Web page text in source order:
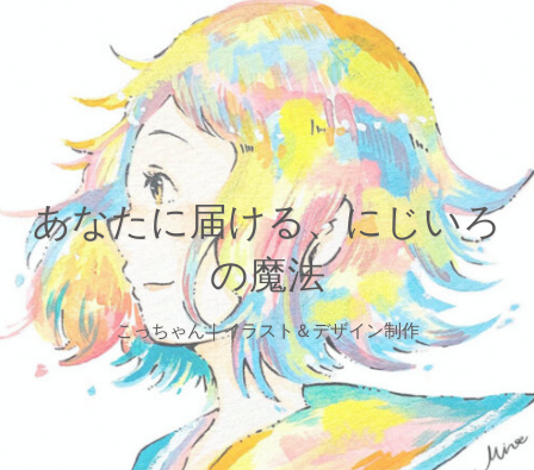
あなたに届ける、にじいろ
の魔法
こっちゃん｜イラスト＆デザイン制作